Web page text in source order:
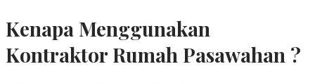
Kenapa Menggunakan
Kontraktor Rumah Pasawahan ?